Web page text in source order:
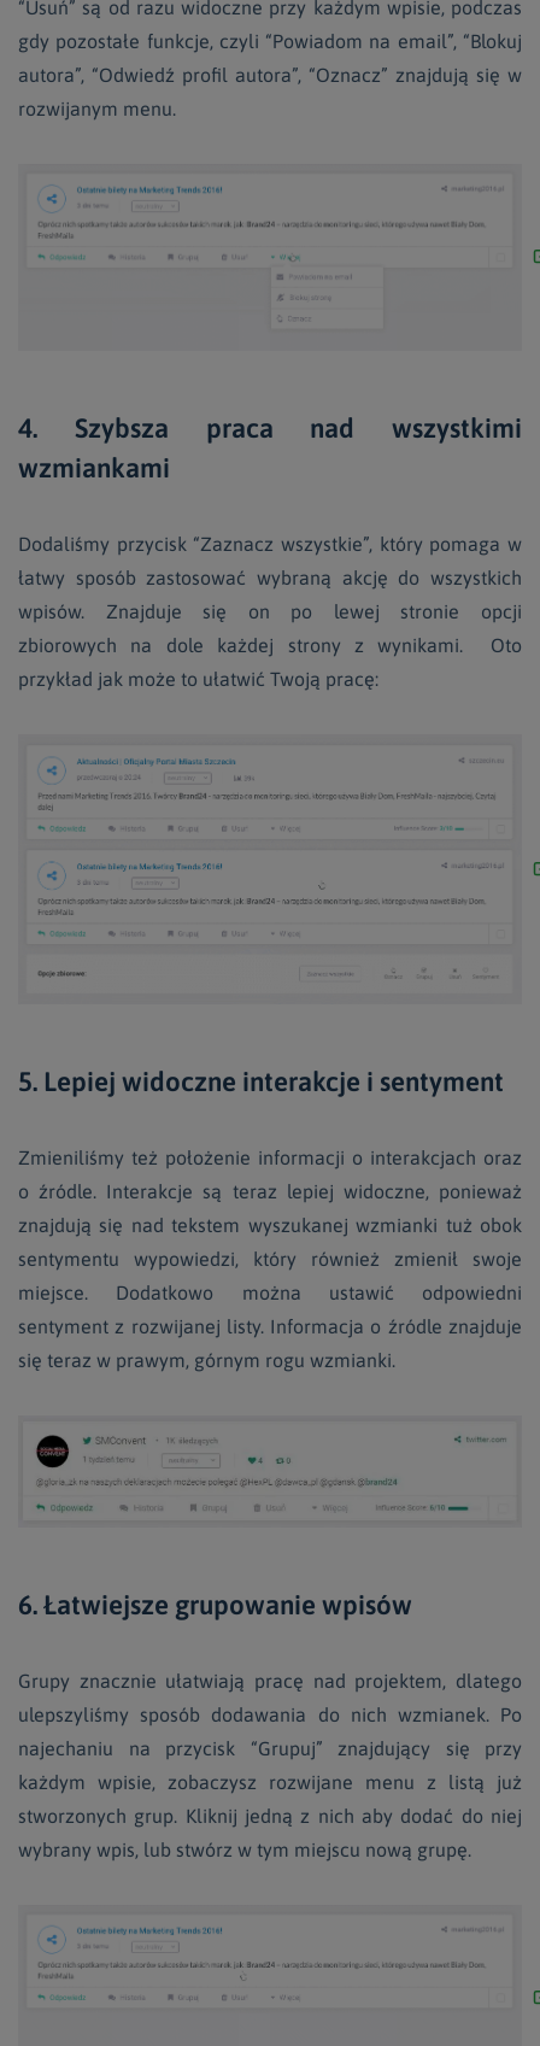
“Usuń” są od razu widoczne przy każdym wpisie, podczas
gdy pozostałe funkcje, czyli “Powiadom na email”, “Blokuj
autora”, “Odwiedź profil autora”, “Oznacz” znajdują się w
rozwijanym menu.
4. Szybsza praca nad wszystkimi
wzmiankami
Dodaliśmy przycisk “Zaznacz wszystkie”, który pomaga w
łatwy sposób zastosować wybraną akcję do wszystkich
wpisów. Znajduje się on po lewej stronie opcji
zbiorowych na dole każdej strony z wynikami. Oto
przykład jak może to ułatwić Twoją pracę:
5. Lepiej widoczne interakcje i sentyment
Zmieniliśmy też położenie informacji o interakcjach oraz
o źródle. Interakcje są teraz lepiej widoczne, ponieważ
znajdują się nad tekstem wyszukanej wzmianki tuż obok
sentymentu wypowiedzi, który również zmienił swoje
miejsce. Dodatkowo można ustawić odpowiedni
sentyment z rozwijanej listy. Informacja o źródle znajduje
się teraz w prawym, górnym rogu wzmianki.
6. Łatwiejsze grupowanie wpisów
Grupy znacznie ułatwiają pracę nad projektem, dlatego
ulepszyliśmy sposób dodawania do nich wzmianek. Po
najechaniu na przycisk “Grupuj” znajdujący się przy
każdym wpisie, zobaczysz rozwijane menu z listą już
stworzonych grup. Kliknij jedną z nich aby dodać do niej
wybrany wpis, lub stwórz w tym miejscu nową grupę.